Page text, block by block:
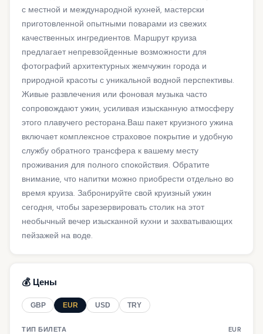
с местной и международной кухней, мастерски
приготовленной опытными поварами из свежих
качественных ингредиентов. Маршрут круиза
предлагает непревзойденные возможности для
фотографий архитектурных жемчужин города и
природной красоты с уникальной водной перспективы.
Живые развлечения или фоновая музыка часто
сопровождают ужин, усиливая изысканную атмосферу
этого плавучего ресторана.Ваш пакет круизного ужина
включает комплексное страховое покрытие и удобную
службу обратного трансфера к вашему месту
проживания для полного спокойствия. Обратите
внимание, что напитки можно приобрести отдельно во
время круиза. Забронируйте свой круизный ужин
сегодня, чтобы зарезервировать столик на этот
необычный вечер изысканной кухни и захватывающих
пейзажей на воде.
💰 Цены
GBP EUR USD TRY
ТИП БИЛЕТА EUR